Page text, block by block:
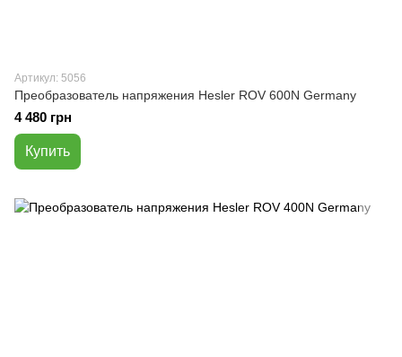
Артикул: 5056
Преобразователь напряжения Hesler ROV 600N Germany
4 480 грн
Купить